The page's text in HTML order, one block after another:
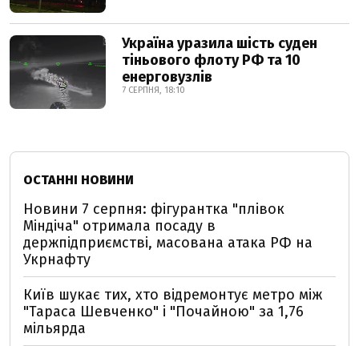
Україна уразила шість суден
тіньового флоту РФ та 10
енерговузлів
7 СЕРПНЯ, 18:10
ОСТАННІ НОВИНИ
Новини 7 серпня: фігурантка "плівок
Міндіча" отримала посаду в
держпідприємстві, масована атака РФ на
Укрнафту
Київ шукає тих, хто відремонтує метро між
"Тараса Шевченко" і "Почайною" за 1,76
мільярда